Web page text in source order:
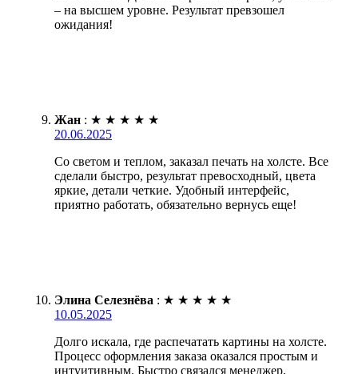
– на высшем уровне. Результат превзошел
ожидания!
Жан : ★ ★ ★ ★ ★
20.06.2025
Со светом и теплом, заказал печать на холсте. Все
сделали быстро, результат превосходный, цвета
яркие, детали четкие. Удобный интерфейс,
приятно работать, обязательно вернусь еще!
Элина Селезнёва : ★ ★ ★ ★ ★
10.05.2025
Долго искала, где распечатать картины на холсте.
Процесс оформления заказа оказался простым и
интуитивным. Быстро связался менеджер,